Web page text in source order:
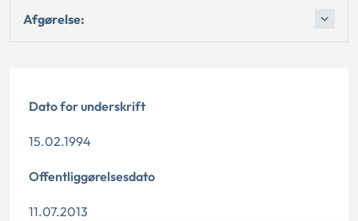
Afgørelse:
Dato for underskrift
15.02.1994
Offentliggørelsesdato
11.07.2013